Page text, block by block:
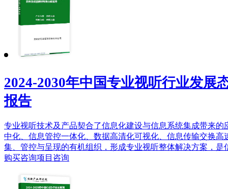
2024-2030年中国专业视听行业发展
报告
专业视听技术及产品契合了信息化建设与信息系统集成带来
中化、信息管控一体化、数据高清化可视化、信息传输交换
集、管控与呈现的有机组织，形成专业视听整体解决方案，
购买咨询项目咨询